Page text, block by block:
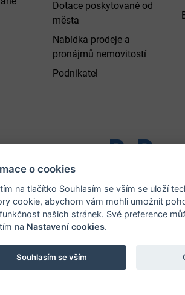
o cookies
na tlačítko Souhlasím se vším se uloží
cookie, abychom vám mohli umožnit
našich stránek. Své preference
na Nastavení cookies.
Souhlasím se vším
Dotace poskytované od
města
Nabídka prodeje a
pronájmů nemovitostí
Podnikatel